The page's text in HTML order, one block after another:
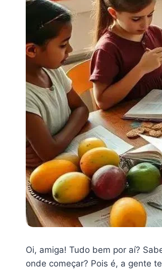
Oi, amiga! Tudo bem por aí?
onde começar? Pois é, a gente